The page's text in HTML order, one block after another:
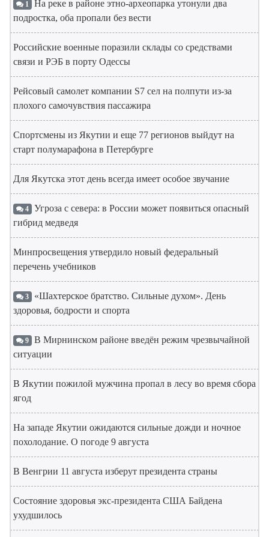
1 На реке в районе этно-археопарка утонули два
подростка, оба пропали без вести
Российские военные поразили склады со средствами
связи и РЭБ в порту Одессы
Рейсовый самолет компании S7 сел на полпути из-за
плохого самочувствия пассажира
Спортсмены из Якутии и еще 77 регионов выйдут на
старт полумарафона в Петербурге
Для Якутска этот день всегда имеет особое звучание
4 Угроза с севера: в России может появиться опасный
гибрид медведя
Минпросвещения утвердило новый федеральный
перечень учебников
3 «Шахтерское братство. Сильные духом». День
здоровья, бодрости и спорта
9 В Мирнинском районе введён режим чрезвычайной
ситуации
В Якутии пожилой мужчина пропал в лесу во время сбора
ягод
На западе Якутии ожидаются сильные дожди и ночное
похолодание. О погоде 9 августа
В Венгрии 11 августа изберут президента страны
Состояние здоровья экс-президента США Байдена
ухудшилось